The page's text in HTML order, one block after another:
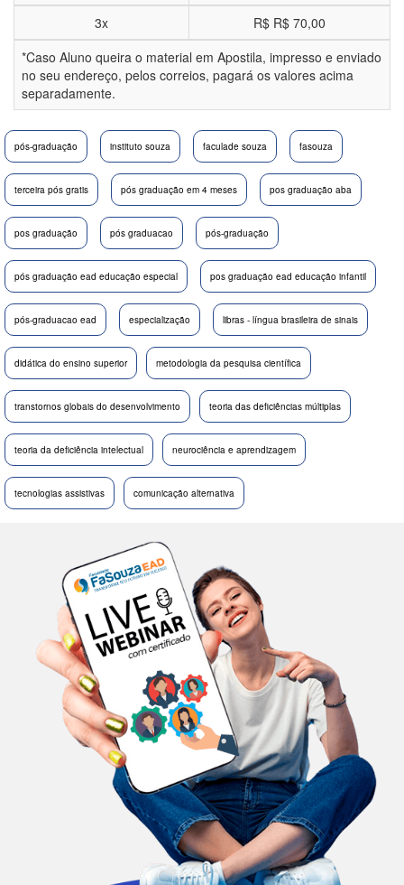
3x R$ R$ 70,00
*Caso Aluno queira o material em Apostila, impresso e enviado
no seu endereço, pelos correios, pagará os valores acima
separadamente.
pós-graduação instituto souza faculade souza fasouza
terceira pós gratis pós graduação em 4 meses pos graduação aba
pos graduação pós graduacao pós-graduação
pós graduação ead educação especial pos graduação ead educação infantil
pós-graduacao ead especialização libras - língua brasileira de sinais
didática do ensino superior metodologia da pesquisa científica
transtornos globais do desenvolvimento teoria das deficiências múltiplas
teoria da deficiência intelectual neurociência e aprendizagem
tecnologias assistivas comunicação alternativa